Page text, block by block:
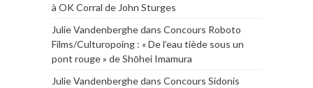
à OK Corral de John Sturges
Julie Vandenberghedans Concours Roboto
Films/Culturopoing : « De l’eau tiède sous un
pont rouge » de Shōhei Imamura
Julie Vandenberghedans Concours Sidonis